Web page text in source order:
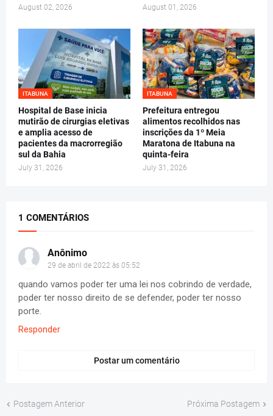
August 02, 2026 August 01, 2026
ITABUNA
Hospital de Base inicia
mutirão de cirurgias eletivas
e amplia acesso de
pacientes da macrorregião
sul da Bahia
July 31, 2026
ITABUNA
Prefeitura entregou
alimentos recolhidos nas
inscrições da 1º Meia
Maratona de Itabuna na
quinta-feira
July 31, 2026
1 COMENTÁRIOS
Anônimo
29 de abril de 2022 às 05:52
quando vamos poder ter uma lei nos cobrindo de verdade,
poder ter nosso direito de se defender, poder ter nosso
porte.
Responder
Postar um comentário
Postagem Anterior Próxima Postagem